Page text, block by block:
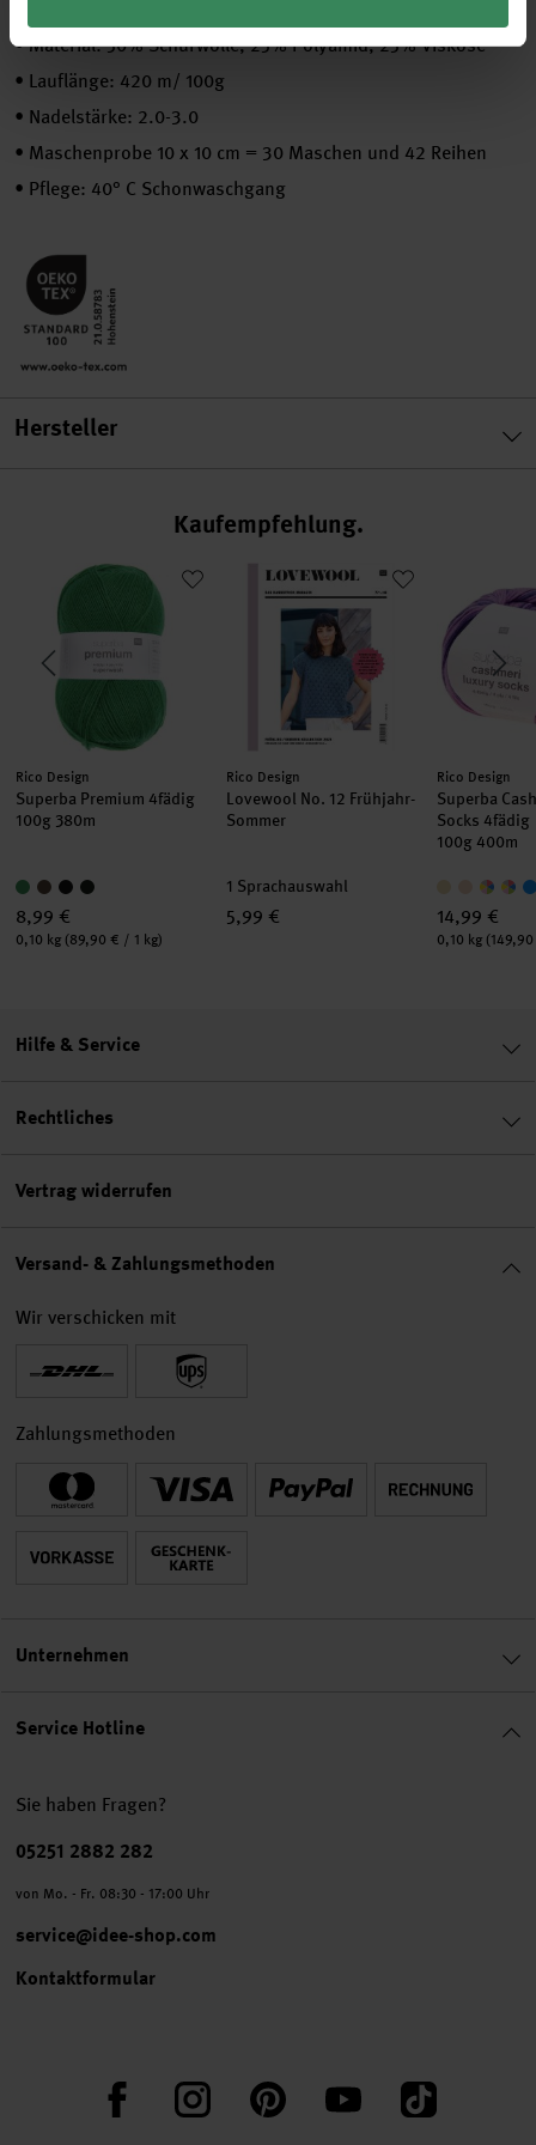
•Material: 50% Schurwolle, 25% Polyamid, 25% Viskose
• Lauflänge: 420 m/ 100g
• Nadelstärke: 2.0-3.0
• Maschenprobe 10 x 10 cm = 30 Maschen und 42 Reihen
• Pflege: 40° C Schonwaschgang
Hersteller
Kaufempfehlung
Superba Premium 4fädig
Hersteller:
Rico Design
Superba Premium 4fädig
100g 380m
8,99 €
Inhalt:
0,10 kg (89,90 € / 1 kg)
Lovewool No. 12 Frühjahr-Sommer
Hersteller:
Rico Design
Lovewool No. 12 Frühjahr-
Sommer
1 Sprachauswahl
5,99 €
Hersteller:
Rico Design
Superba
Socks 4fädig
100g 400m
14,99 €
Inhalt:
0,10 kg
Service Hotline
Sie haben Fragen?
Telefonnummer
05251 2882 282
von Mo. - Fr. 08:30 - 17:00 Uhr
service@idee-shop.com
Kontaktformular
FacebookInstagram PinterestYouTube TikTok
Hilfe & Service
Rechtliches
Vertrag widerrufen
Versand- & Zahlungsmethoden
Wir verschicken mit
Zahlungsmethoden
Unternehmen